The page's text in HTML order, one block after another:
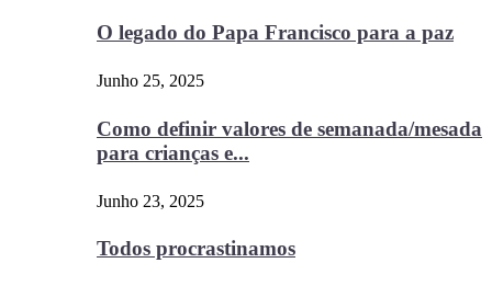
O legado do Papa Francisco para a paz
Junho 25, 2025
Como definir valores de semanada/mesada
para crianças e...
Junho 23, 2025
Todos procrastinamos